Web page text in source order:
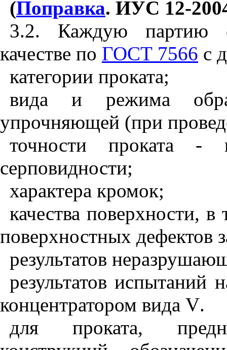
(Поправка. ИУС 12-
3.2. Каждую партию
качестве по ГОСТ 7566 с
категории проката;
вида и режима
упрочняющей (при
точности проката -
серповидности;
характера кромок;
качества поверхности,
поверхностных дефектов
результатов
результатов испытаний
концентратором вида V.
для проката,